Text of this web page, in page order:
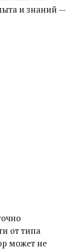
и знаний —
от типа
может не